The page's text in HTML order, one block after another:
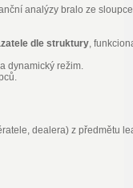
analýzy bralo ze
dle struktury,
dynamický režim.
dealera) z předmětu